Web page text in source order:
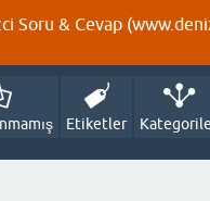
Soru & Cevap
Etiketler